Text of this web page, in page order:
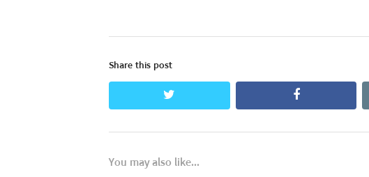
Share this post
facebook
You may also like...